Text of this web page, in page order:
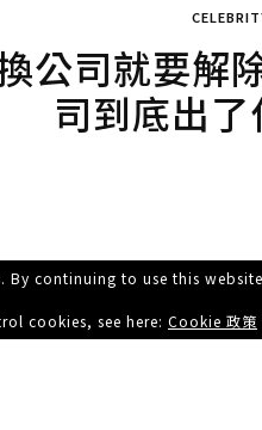
公司就要解
司到底出
By continuing to use this
cookies, see here: Cookie 政策